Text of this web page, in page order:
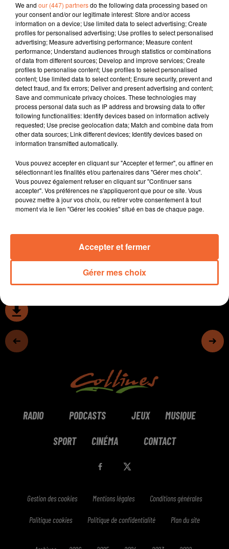
JOURNAL DU MARDI 17 FEVRIER ( MIDI )
Patrice Bémanangy
L'info près de chez vous
Accompagner concrètement les TPE face aux
contraintes dont elles doivent faire face pour être en
conformité avec la législation ... mission que s'est
donnée Matthieu Cotteverte à Thouars.
Le Futuroscope de Poitiers entame sa nouvelle saison
lors de ces vacances de février avec un certain nombre
de nouveautés.
Les 20 ans de Bocapôle seront célébrés ce vendredi 20
février avec notamment la chanteuse pop-rock électro
Suzane sur scène.
La seconde édition du festival du mariage et de la
réception le week-end à venir. Cette année ce sont Les
Granges de la Belle Etoile à Bressuire qui accueilleront
).
0:00 14 min 25 sec
RADIO PODCASTS JEUX MUSIQUE
SPORT CINÉMA CONTACT
Gestion des cookies Mentions légales Conditions générales
Politique cookies Politique de confidentialité Plan du site
We and our (447) partnersdo the following data processing based on
your consent and/or our legitimate interest: Store and/or access
information on a device; Use limited data to select advertising; Create
profiles for personalised advertising; Use profiles to select personalised
advertising; Measure advertising performance; Measure content
performance; Understand audiences through statistics or combinations
of data from different sources; Develop and improve services; Create
profiles to personalise content; Use profiles to select personalised
content; Use limited data to select content; Ensure security, prevent and
detect fraud, and fix errors; Deliver and present advertising and content;
Save and communicate privacy choices. These technologies may
process personal data such as IP address and browsing data to offer
following functionalities: Identify devices based on information actively
requested; Use precise geolocation data; Match and combine data from
other data sources; Link different devices; Identify devices based on
information transmitted automatically.
Vous pouvez accepter en cliquant sur "Accepter et fermer", ou affiner en
sélectionnant les finalités et/ou partenaires dans "Gérer mes choix".
Vous pouvez également refuser en cliquant sur "Continuer sans
accepter". Vos préférences ne s'appliqueront que pour ce site. Vous
pouvez mettre à jour vos choix, ou retirer votre consentement à tout
moment via le lien "Gérer les cookies" situé en bas de chaque page.
Gérer mes choix
Accepter et fermer